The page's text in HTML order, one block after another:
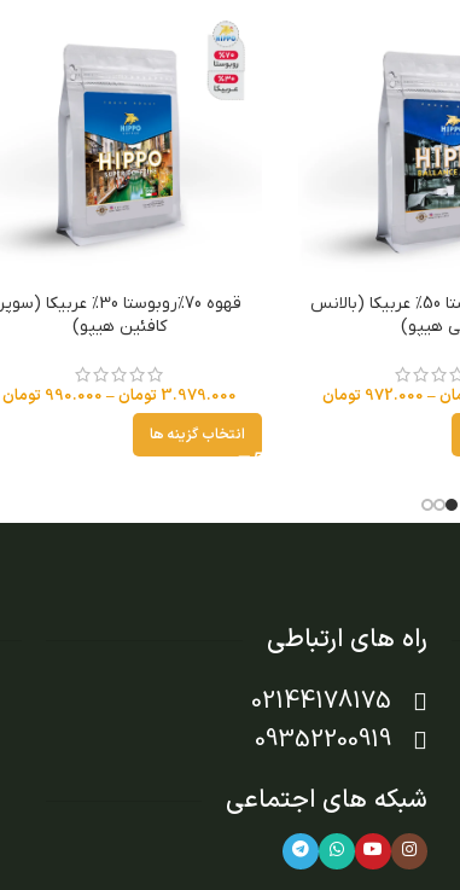
قهوه 50% روبوستا 50% عربیکا (بالانس
هیپو)
–
972.000 تومان
قهوه 70%روبوستا 30% عربیکا (سوپر
کافئین هیپو)
3.979.000 تومان–
990.000 تومان
انتخاب گزینه ها
راه های ارتباطی
02144178175
09352200919
شبکه های اجتماعی